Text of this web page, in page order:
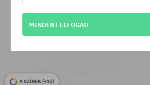
A SZÍNEK (+15)
MINDENT ELFOGAD